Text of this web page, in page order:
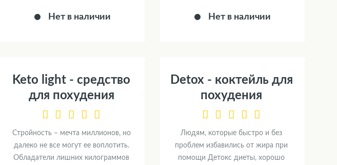
Нет в наличии Нет в наличии
Keto light - средство
для похудения
Стройность – мечта миллионов, но
далеко не все могут ее воплотить.
Обладатели лишних килограммов
Detox - коктейль для
похудения
Людям, которые быстро и без
проблем избавились от жира при
помощи Детокс диеты, хорошо